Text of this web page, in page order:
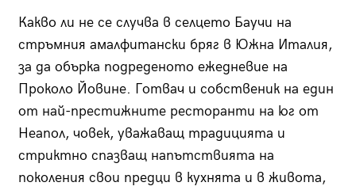
Какво ли не се случва в селцето Баучи на
стръмния амалфитански бряг в Южна Италия,
за да обърка подреденото ежедневие на
Проколо Йовине. Готвач и собственик на един
от най-престижните ресторанти на юг от
Неапол, човек, уважаващ традицията и
стриктно спазващ напътствията на
поколения свои предци в кухнята и в живота,